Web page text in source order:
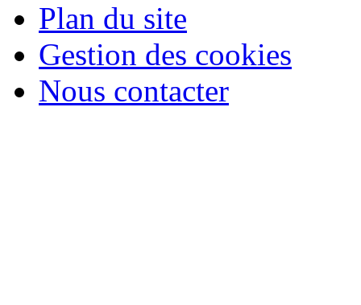
Plan du site
Gestion des cookies
Nous contacter